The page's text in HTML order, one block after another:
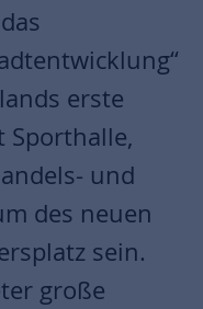
erste
Sporthalle,
und
des neuen
sein.
große